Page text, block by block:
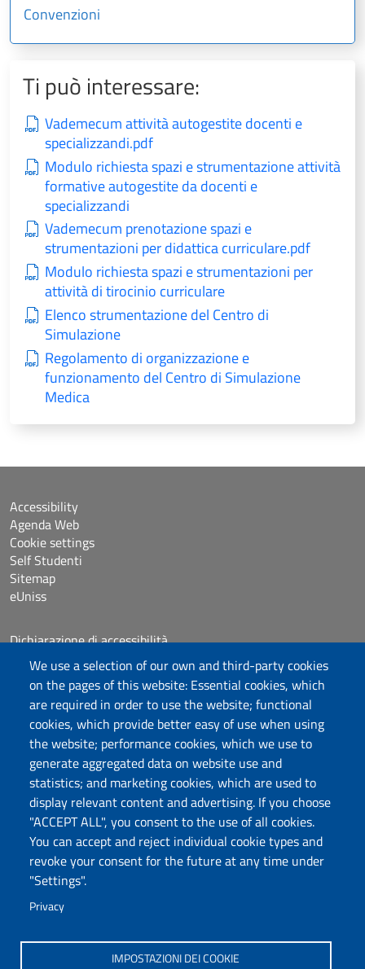
We use a selection of our own and third-party cookies
on the pages of this website: Essential cookies, which
are required in order to use the website; functional
cookies, which provide better easy of use when using
the website; performance cookies, which we use to
generate aggregated data on website use and
statistics; and marketing cookies, which are used to
display relevant content and advertising. If you choose
"ACCEPT ALL", you consent to the use of all cookies.
You can accept and reject individual cookie types and
revoke your consent for the future at any time under
"Settings".
Privacy
IMPOSTAZIONI DEI COOKIE
Convenzioni
Ti può interessare:
Vademecum attività autogestite docenti e
specializzandi.pdf
Modulo richiesta spazi e strumentazione attività
formative autogestite da docenti e
specializzandi
Vademecum prenotazione spazi e
strumentazioni per didattica curriculare.pdf
Modulo richiesta spazi e strumentazioni per
attività di tirocinio curriculare
Elenco strumentazione del Centro di
Simulazione
Regolamento di organizzazione e
funzionamento del Centro di Simulazione
Medica
Università degli Studi di Sassari
Struttura di Raccordo
Facoltà di Medicina e Chirurgia
Viale San Pietro 43/B, 07100 Sassari
Fax 079 228213
PEC: fac.medicina.chirurgia@pec.uniss.it
www.uniss.it
Accessibility
Agenda Web
Cookie settings
Self Studenti
Sitemap
eUniss
Dichiarazione di accessibilità
Posta elettronica @uniss.it
Protocollo
Follow us